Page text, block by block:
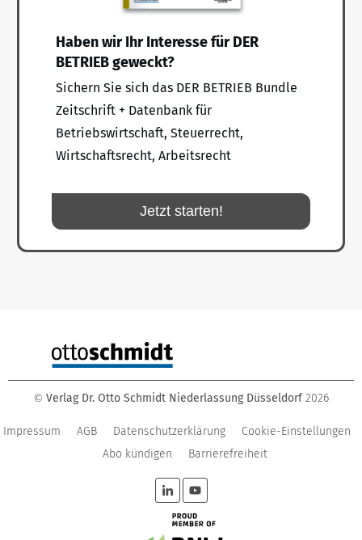
Haben wir Ihr Interesse für DER
BETRIEB geweckt?
Sichern Sie sich das DER BETRIEB Bundle
Zeitschrift + Datenbank für
Betriebswirtschaft, Steuerrecht,
Wirtschaftsrecht, Arbeitsrecht
Jetzt starten!
© Verlag Dr. Otto Schmidt Niederlassung Düsseldorf 2026
Impressum AGB Datenschutzerklärung
Cookie-Einstellungen
Abo kündigen
Barrierefreiheit